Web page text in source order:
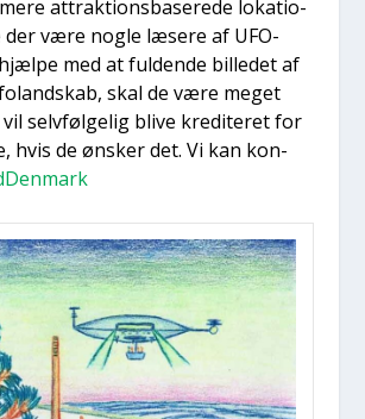
attrak­tions­ba­se­re­de loka­tio­
der være nog­le læse­re af UFO-
med at ful­den­de bil­le­det af
skal de være meget
selv­føl­ge­lig bli­ve kre­di­te­ret for
hvis de ønsker det. Vi kan kon­